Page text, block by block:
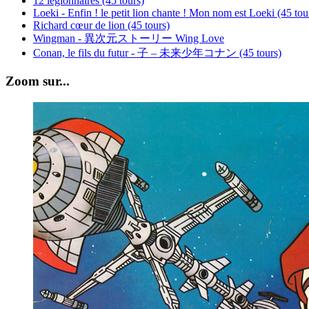
Loeki - Enfin ! le petit lion chante ! Mon nom est Loeki (45
Richard cœur de lion (45 tours)
Wingman - 異次元ストーリー Wing Love
Conan, le fils du futur - 子 – 未来少年コナン (45 tours)
Zoom sur...